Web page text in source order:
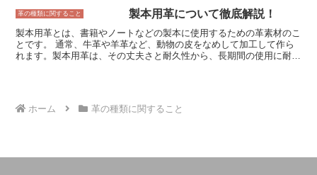
ボタンやバックルで留められるものが多く、レースストラップは、紐
状になっており、結んで留められます。 ストラップは、バッグや財
布などのデザインのアクセントとして使用されることもあります。た
とえば、バッグの前後に付いている装飾的なストラップや、財布のフ
タ部分に付いているストラップなどがあります。ストラップは、さま
ざまな色や素材から選ぶことができ、バッグや財布のスタイルに合わ
で長持ちするため、労働者や農民の間で広く普及しました。 木靴
ています。木靴の制作には、いくつかの工程が必要です。まず、木製
の靴底をくり抜き、革製の靴底を縫い付けます。次に、靴底に釘を打
って固定し、靴の形を整えます。最後に、靴の表面をやすりで磨い
革の種類に関すること 製本用革について徹底解説！
製本用革とは、書籍やノートなどの製本に使用するための革素材のこ
とです。 通常、牛革や羊革など、動物の皮をなめして加工して作ら
れます。製本用革は、その丈夫さと耐久性から、長期間の使用に耐え
よって価格が異なります。一般的には、牛革の中でもキメが細かく、
革を求めるのであれば、牛革や羊革などがおすすめです。高級感のあ
ホーム 革の種類に関すること